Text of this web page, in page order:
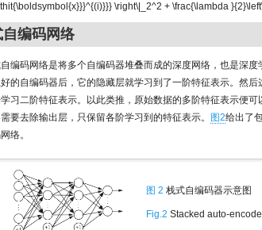
\right\|_2^2 + \frac{\lambda
编码网络
编码网络是将多个自编码器堆叠而成的深度网络，也是深
的自编码器后，它的隐藏层就学习到了一阶特征表示。然
习二阶特征表示。以此类推，原始数据的多阶特征表示便
要去除输出层，只保留各阶学习到的特征表示。
图2给出了
络。
图 2 栈式自编码器示意图
Fig.2 Stacked auto-